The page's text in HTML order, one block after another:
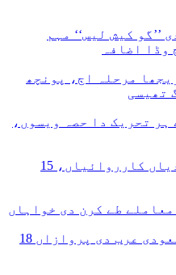
’’گو کیش لیس‘‘ مہم
اضافہ
مرحلہ اڄ، پونچھ
ہر تحریک دا حصہ ویسوں،
بلوچستان: سکیورٹی فورسز دیاں کارروائیاں، 15
معاملے طے کرن دی خواہاں
پی آئی اے دی پاکستان توں سعودی عرب دی پروازاں 18